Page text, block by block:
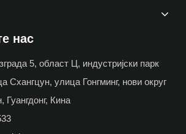
нас
5, област Ц, индустријски парк
Схангцун, улица Гонгминг, нови округ
Гуангдонг, Кина